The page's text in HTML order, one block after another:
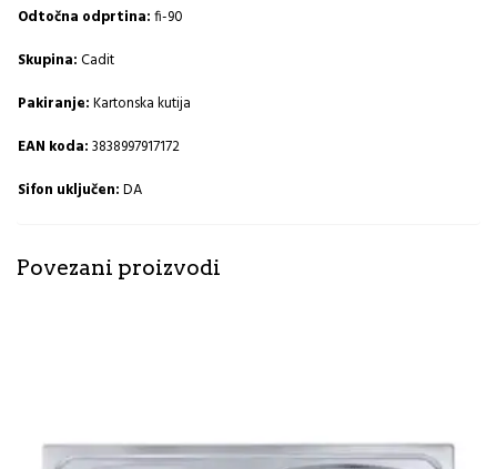
Odtočna odprtina:fi-90
Skupina:Cadit
Pakiranje:Kartonska kutija
EAN koda:3838997917172
Sifon uključen:DA
Povezani proizvodi